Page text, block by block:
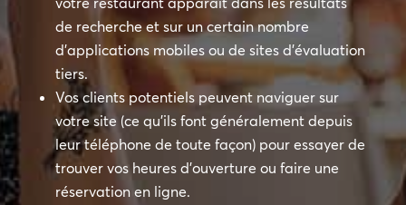
de recherche et sur un certain nombre
d’applications mobiles ou de sites d’évaluation
tiers.
Vos clients potentiels peuvent naviguer sur
votre site (ce qu’ils font généralement depuis
leur téléphone de toute façon) pour essayer de
trouver vos heures d’ouverture ou faire une
réservation en ligne.